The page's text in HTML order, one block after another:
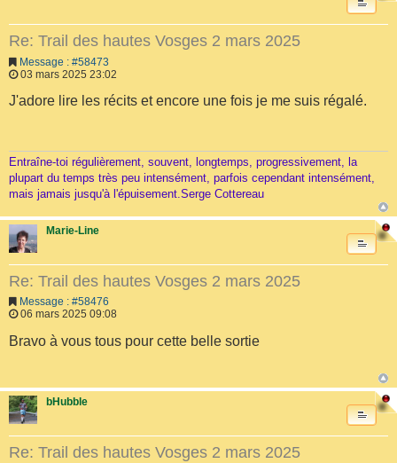
Re: Trail des hautes Vosges 2 mars 2025
Message : #58473
03 mars 2025 23:02
J'adore lire les récits et encore une fois je me suis régalé.
Entraîne-toi régulièrement, souvent, longtemps, progressivement, la
plupart du temps très peu intensément, parfois cependant intensément,
mais jamais jusqu'à l'épuisement.Serge Cottereau
Marie-Line
Re: Trail des hautes Vosges 2 mars 2025
Message : #58476
06 mars 2025 09:08
Bravo à vous tous pour cette belle sortie
bHubble
Re: Trail des hautes Vosges 2 mars 2025